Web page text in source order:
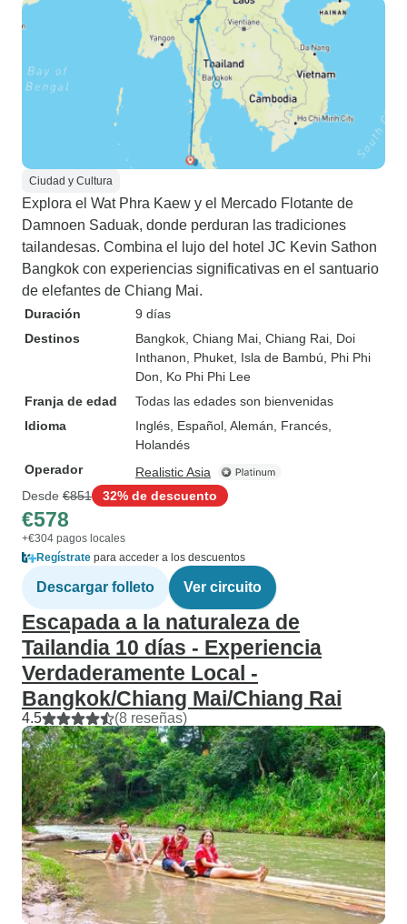
Ciudad y Cultura
Explora el Wat Phra Kaew y el Mercado Flotante de
Damnoen Saduak, donde perduran las tradiciones
tailandesas. Combina el lujo del hotel JC Kevin Sathon
Bangkok con experiencias significativas en el santuario
de elefantes de Chiang Mai.
Duración
9 días
Destinos
Bangkok , Chiang Mai , Chiang Rai , Doi
Inthanon , Phuket , Isla de Bambú , Phi Phi
Don , Ko Phi Phi Lee
Franja de edad
Todas las edades son bienvenidas
Idioma
Inglés, Español, Alemán, Francés,
Holandés
Operador
Realistic Asia
Desde €851 32% de descuento
€578
+€304 pagos locales
Regístrate para acceder a los descuentos
Descargar folleto Ver circuito
Escapada a la naturaleza de
Tailandia 10 días - Experiencia
Verdaderamente Local -
Bangkok/Chiang Mai/Chiang Rai
4.5 (8 reseñas)